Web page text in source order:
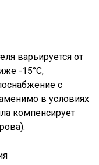
варьируется от
-15°С,
с
в условиях
компенсирует